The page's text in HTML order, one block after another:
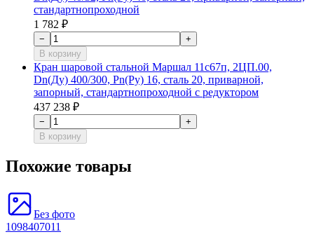
стандартнопроходной
1 782 ₽
−
+
В корзину
Кран шаровой стальной Маршал 11с67п, 2ЦП.00,
Dn(Ду) 400/300, Рn(Ру) 16, сталь 20, приварной,
запорный, стандартнопроходной с редуктором
437 238 ₽
−
+
В корзину
Похожие товары
Без фото
1098407011